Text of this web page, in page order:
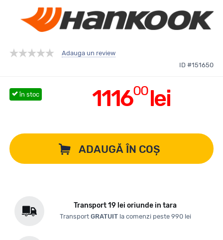
Adauga un review
ID #151650
111600lei
în stoc
ADAUGĂ ÎN COȘ
Transport 19 lei oriunde in tara
Transport GRATUITla comenzi peste 990 lei